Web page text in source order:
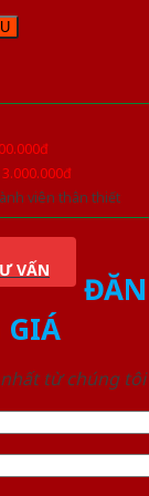
3.000.000đ
viên thân thiết
VẤN
GIÁ
từ chúng tôi